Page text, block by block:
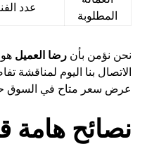
المطلوبة
عدد
نحن نؤمن بأنرضا العميل
الاتصال بنا اليوم لمناقشة
عرض سعر متاح في السوق
نصائح هامة